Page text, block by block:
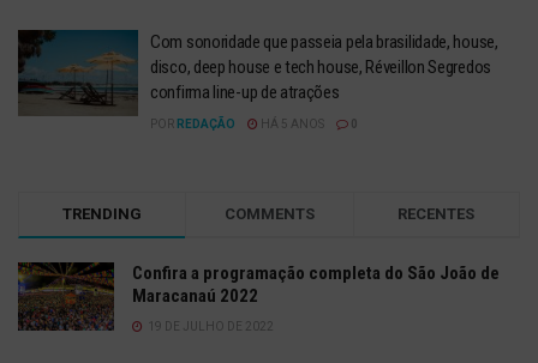
Com sonoridade que passeia pela brasilidade, house,
disco, deep house e tech house, Réveillon Segredos
confirma line-up de atrações
POR REDAÇÃO HÁ 5 ANOS
TRENDING COMMENTS RECENTES
Confira a programação completa do São João de
Maracanaú 2022
19 DE JULHO DE 2022